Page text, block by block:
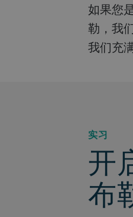
如果您是一名渴望实践经验的学生，或者是一名迫切希望开启职业生涯的应届毕业生，布勒就是您的理想之选。在布
勒，我
我们充
实习
开
布